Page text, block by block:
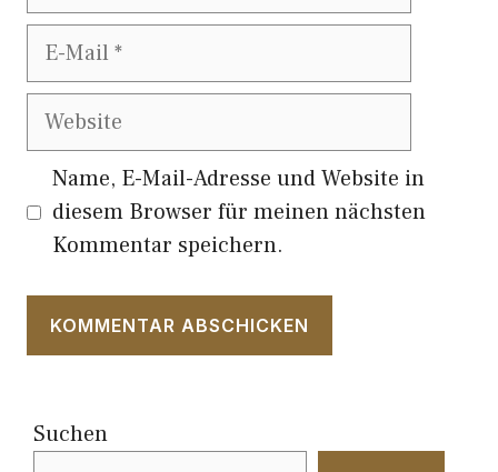
E-
Website
Name, E-Mail-Adresse und Website in
diesem Browser für meinen nächsten
Kommentar speichern.
Suchen